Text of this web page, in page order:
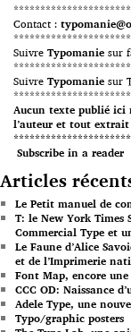
Contact :
Suivre Typomanie sur
Suivre Typomanie sur
Aucun texte publié ici
l’auteur et tout extrait
Subscribe in a reader
Articles
Le Petit manuel de
T: le New York Times
Commercial Type et
Le Faune d’Alice
et de l’Imprimerie
Font Map, encore
CCC OD: Naissance
Adele Type, une
Typo/graphic posters